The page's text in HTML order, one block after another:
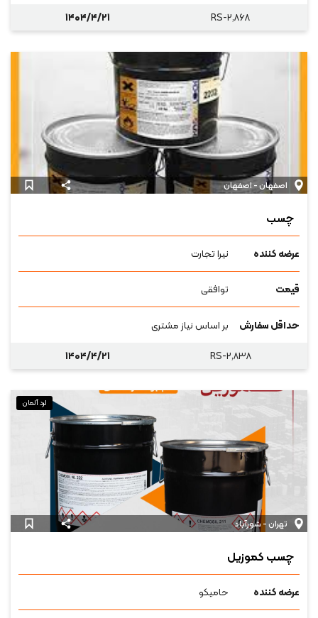
RS-۲,۸۶۸ ۱۴۰۴/۴/۲۱
اصفهان - اصفهان
چسب
عرضه کننده نیرا تجارت
قیمت توافقی
حداقل سفارش
بر اساس نیاز مشتری
RS-۲,۸۳۸
۱۴۰۴/۴/۲۱
لرد آلمان
تهران - شورآباد
چسب کموزیل
عرضه کننده حامیکو